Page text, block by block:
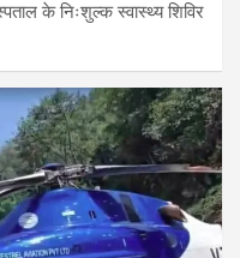
के निःशुल्क स्वास्थ्य शिविर